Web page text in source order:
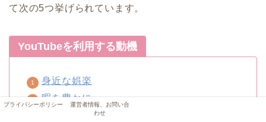
て次の5つ挙げられています。
YouTubeを利用する動機
身近な娯楽
暇を豊かに
プライバシーポリシー
運営者情報、お問い合
わせ